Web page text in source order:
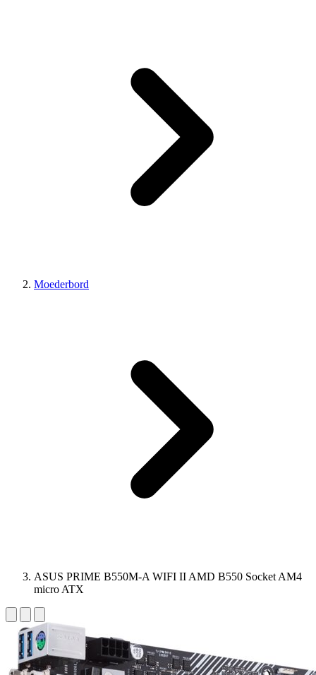
Moederbord
ASUS PRIME B550M-A WIFI II AMD B550 Socket AM4
micro ATX